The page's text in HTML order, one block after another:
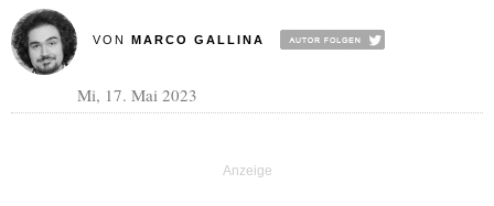
VON MARCO GALLINA
Mi, 17. Mai 2023